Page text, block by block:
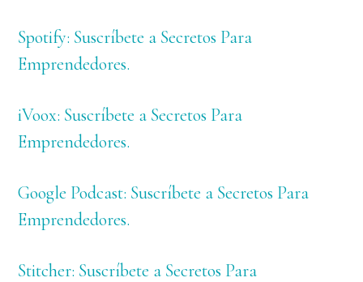
Spotify: Suscríbete a Secretos Para
Emprendedores.
iVoox: Suscríbete a Secretos Para
Emprendedores.
Google Podcast: Suscríbete a Secretos Para
Emprendedores.
Stitcher: Suscríbete a Secretos Para